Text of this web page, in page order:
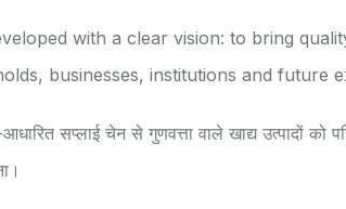
with a clear vision: to bring
businesses, institutions and future
सप्लाई चेन से गुणवत्ता वाले खाद्य उत्पादों को